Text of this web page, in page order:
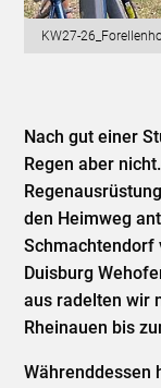
KW27-
Nach gut einer
Regen aber
den Heimweg
Schmachtendorf
Duisburg
aus radelten wir
Rheinauen bis
Währenddessen